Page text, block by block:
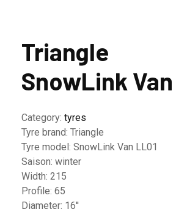
Triangle
SnowLink
Category: tyres
Tyre brand: Triangle
Tyre model: SnowLink Van LL01
Saison: winter
Width: 215
Profile: 65
Diameter: 16''